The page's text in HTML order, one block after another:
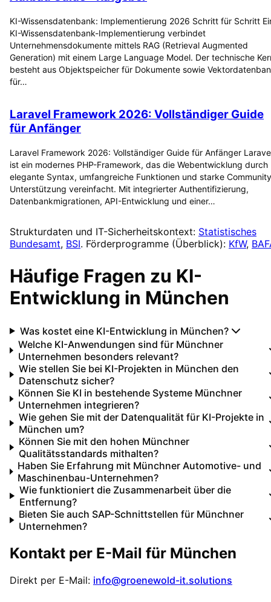
KI-Wissensdatenbank: Implementierung 2026 Schritt für Schritt
KI-Wissensdatenbank-Implementierung verbindet
Unternehmensdokumente mittels RAG (Retrieval Augmented
Generation) mit einem Large Language Model. Der technische
besteht aus Objektspeicher für Dokumente sowie
für…
Laravel Framework 2026: Vollständiger Guide
für Anfänger
Laravel Framework 2026: Vollständiger Guide für Anfänger
ist ein modernes PHP-Framework, das die Webentwicklung durch
elegante Syntax, umfangreiche Funktionen und starke
Unterstützung vereinfacht. Mit integrierter Authentifizierung,
Datenbankmigrationen, API-Entwicklung und einer…
Strukturdaten und IT-Sicherheitskontext: Statistisches
Bundesamt, BSI. Förderprogramme (Überblick): KfW,
Häufige Fragen zu KI-
Entwicklung in München
Was kostet eine KI-Entwicklung in München?
Welche KI-Anwendungen sind für Münchner
Unternehmen besonders relevant?
Wie stellen Sie bei KI-Projekten in München den
Datenschutz sicher?
Können Sie KI in bestehende Systeme Münchner
Unternehmen integrieren?
Wie gehen Sie mit der Datenqualität für KI-Projekte in
München um?
Können Sie mit den hohen Münchner
Qualitätsstandards mithalten?
Haben Sie Erfahrung mit Münchner Automotive- und
Maschinenbau-Unternehmen?
Wie funktioniert die Zusammenarbeit über die
Entfernung?
Bieten Sie auch SAP-Schnittstellen für Münchner
Unternehmen?
Kontakt per E-Mail für München
Direkt per E-Mail: info@groenewold-it.solutions